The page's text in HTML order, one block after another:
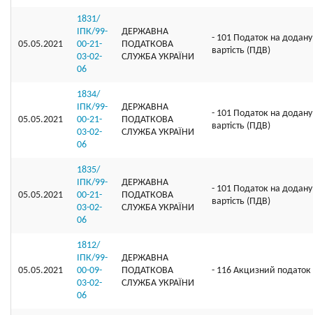
05.05.2021
1831/
ІПК/99-
00-21-
03-02-
06
ДЕРЖАВНА
ПОДАТКОВА
СЛУЖБА УКРАЇНИ
- 101 Податок на додану
вартість (ПДВ)
05.05.2021
1834/
ІПК/99-
00-21-
03-02-
06
ДЕРЖАВНА
ПОДАТКОВА
СЛУЖБА УКРАЇНИ
- 101 Податок на додану
вартість (ПДВ)
05.05.2021
1835/
ІПК/99-
00-21-
03-02-
06
ДЕРЖАВНА
ПОДАТКОВА
СЛУЖБА УКРАЇНИ
- 101 Податок на додану
вартість (ПДВ)
05.05.2021
1812/
ІПК/99-
00-09-
03-02-
06
ДЕРЖАВНА
ПОДАТКОВА
СЛУЖБА УКРАЇНИ
- 116 Акцизний податок